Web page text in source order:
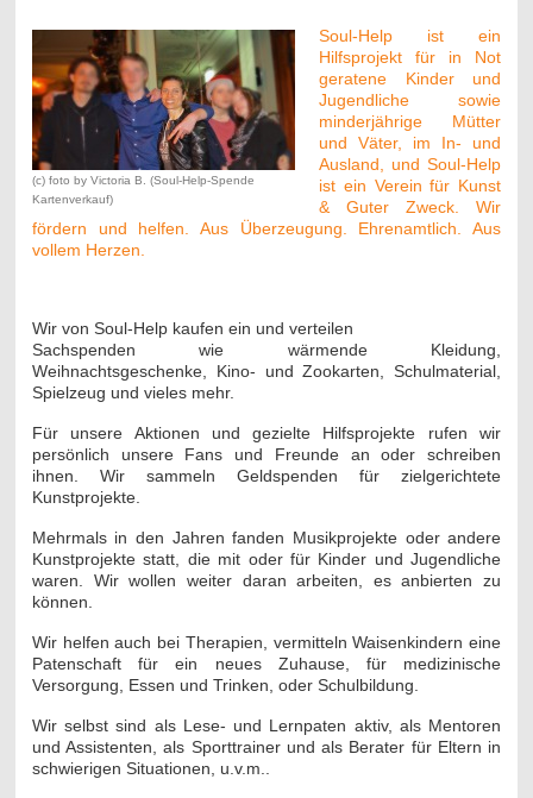
(c) foto by Victoria B. (Soul-Help-Spende
Kartenverkauf)
Soul-Help ist ein
Hilfsprojekt für in Not
geratene Kinder und
Jugendliche sowie
minderjährige Mütter
und Väter, im In- und
Ausland, und Soul-Help
ist ein Verein für Kunst
& Guter Zweck. Wir
fördern und helfen. Aus Überzeugung. Ehrenamtlich. Aus
vollem Herzen.
Wir von Soul-Help kaufen ein und verteilen
Sachspenden wie wärmende Kleidung,
Weihnachtsgeschenke, Kino- und Zookarten, Schulmaterial,
Spielzeug und vieles mehr.
Für unsere Aktionen und gezielte Hilfsprojekte rufen wir
persönlich unsere Fans und Freunde an oder schreiben
ihnen. Wir sammeln Geldspenden für zielgerichtete
Kunstprojekte.
Mehrmals in den Jahren fanden Musikprojekte oder andere
Kunstprojekte statt, die mit oder für Kinder und Jugendliche
waren. Wir wollen weiter daran arbeiten, es anbierten zu
können.
Wir helfen auch bei Therapien, vermitteln Waisenkindern eine
Patenschaft für ein neues Zuhause, für medizinische
Versorgung, Essen und Trinken, oder Schulbildung.
Wir selbst sind als Lese- und Lernpaten aktiv, als Mentoren
und Assistenten, als Sporttrainer und als Berater für Eltern in
schwierigen Situationen, u.v.m..